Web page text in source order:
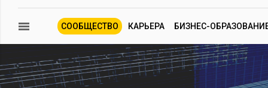
СООБЩЕСТВО КАРЬЕРА БИЗНЕС-